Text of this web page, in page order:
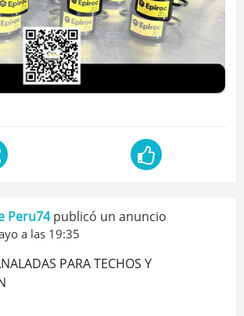
Peru74publicó un anuncio
a las 19:35
PARA TECHOS Y